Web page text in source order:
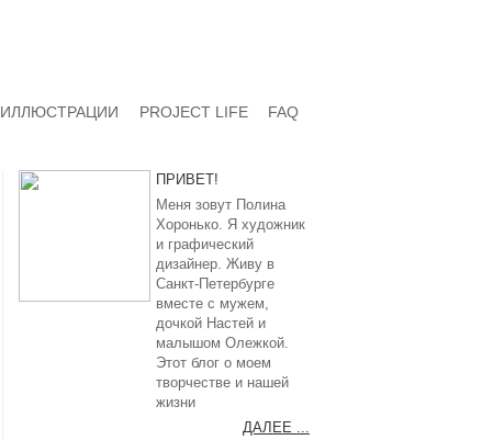
FAQ
PROJECT LIFE
ИЛЛЮСТРАЦИИ
ПРИВЕТ!
Меня зовут Полина
Хоронько. Я художник
и графический
дизайнер. Живу в
Санкт-Петербурге
вместе с мужем,
дочкой Настей и
малышом Олежкой.
Этот блог о моем
творчестве и нашей
жизни
ДАЛЕЕ ...